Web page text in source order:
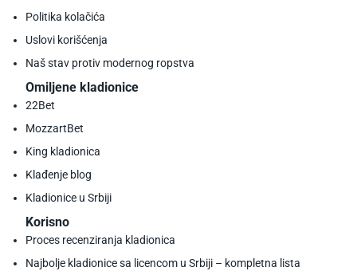
Politika kolačića
Uslovi korišćenja
Naš stav protiv modernog ropstva
Omiljene kladionice
22Bet
MozzartBet
King kladionica
Klađenje blog
Kladionice u Srbiji
Korisno
Proces recenziranja kladionica
Najbolje kladionice sa licencom u Srbiji – kompletna lista